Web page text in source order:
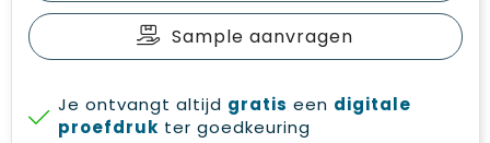
Sample aanvragen
Je ontvangt altijd gratis een digitale
proefdruk ter goedkeuring